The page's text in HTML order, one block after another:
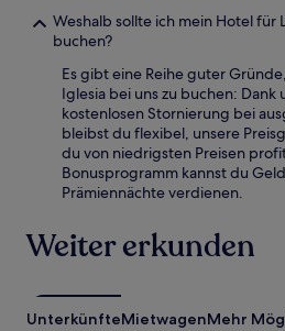
Weshalb sollte ich mein Hotel für
buchen?
Es gibt eine Reihe guter
Iglesia bei uns zu buchen:
kostenlosen Stornierung bei
bleibst du flexibel, unsere
du von niedrigsten Preisen
Bonusprogramm kannst du
Prämiennächte verdienen.
Weiter erkunden
UnterkünfteMietwagenMehr